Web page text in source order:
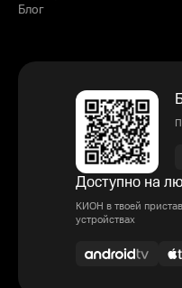
Блог
Доступно на
КИОН в твоей
устройствах